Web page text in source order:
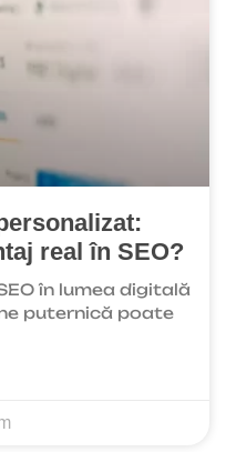
real în SEO?
în lumea digitală
puternică poate